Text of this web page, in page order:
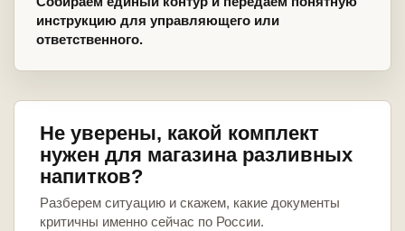
инструкцию для управляющего или
ответственного.
Не уверены, какой комплект
нужен для магазина разливных
напитков?
Разберем ситуацию и скажем, какие документы
критичны именно сейчас по России.